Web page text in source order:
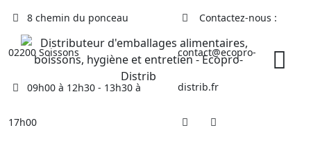
content
8 chemin du ponceau
02200 Soissons
09h00 à 12h30 - 13h30 à
17h00
Contactez-nous :
contact@ecopro-
distrib.fr